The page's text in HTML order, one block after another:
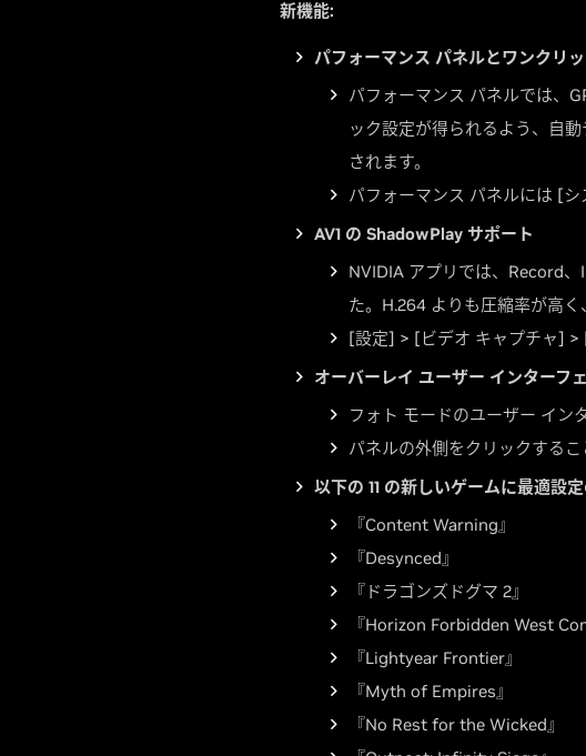
新機能:
パフォーマンス パネルとワンクリ
パフォーマンス パネルでは、
ック設定が得られるよう、自
されます。
パフォーマンス パネルには [シ
AV1 の ShadowPlay サポート
NVIDIA アプリでは、Record
た。H.264 よりも圧縮率が高く
[設定] > [ビデオ キャプチャ] >
オーバーレイ ユーザー インターフ
フォト モードのユーザー イン
パネルの外側をクリックする
以下の 11 の新しいゲームに最適設
『Content Warning』
『Desynced』
『ドラゴンズドグマ 2』
『Horizon Forbidden West
『Lightyear Frontier』
『Myth of Empires』
『No Rest for the Wicked』